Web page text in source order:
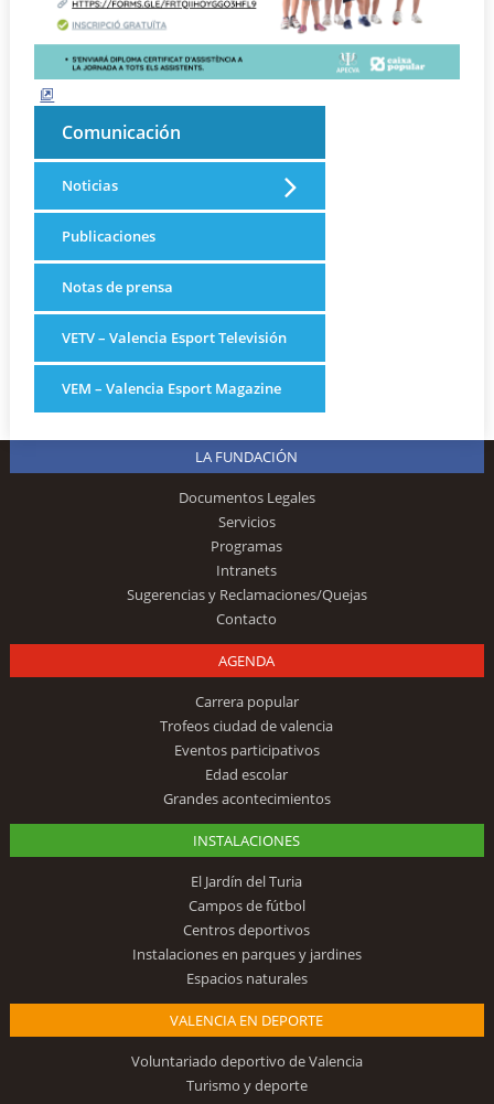
Comunicación
Noticias
Publicaciones
Notas de prensa
VETV – Valencia Esport Televisión
VEM – Valencia Esport Magazine
LA FUNDACIÓN
Documentos Legales
Servicios
Programas
Intranets
Sugerencias y Reclamaciones/Quejas
Contacto
AGENDA
Carrera popular
Trofeos ciudad de valencia
Eventos participativos
Edad escolar
Grandes acontecimientos
INSTALACIONES
El Jardín del Turia
Campos de fútbol
Centros deportivos
Instalaciones en parques y jardines
Espacios naturales
VALENCIA EN DEPORTE
Voluntariado deportivo de Valencia
Turismo y deporte